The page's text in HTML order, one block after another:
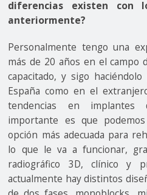
diferencias existen con
anteriormente?
Personalmente tengo una
más de 20 años en el campo
capacitado, y sigo
España como en el
tendencias en
importante es que
opción más adecuada para
lo que le va a funcionar,
radiográfico 3D, clínico y
actualmente hay distintos